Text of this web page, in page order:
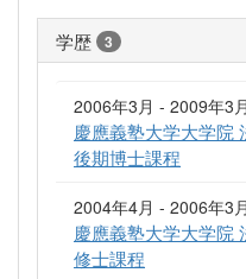
学歴 3
2006年3月 - 2009年3月
慶應義塾大学大学院
後期博士課程
2004年4月 - 2006年3月
慶應義塾大学大学院
修士課程